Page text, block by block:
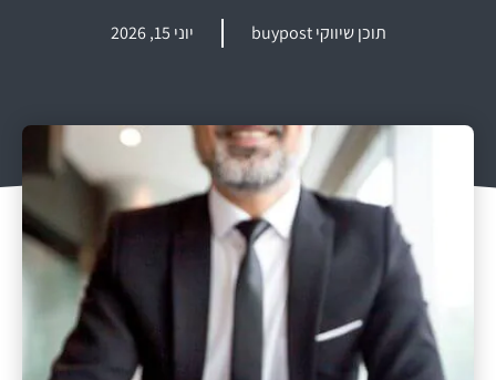
תוכן שיווקי buypost יוני 15, 2026